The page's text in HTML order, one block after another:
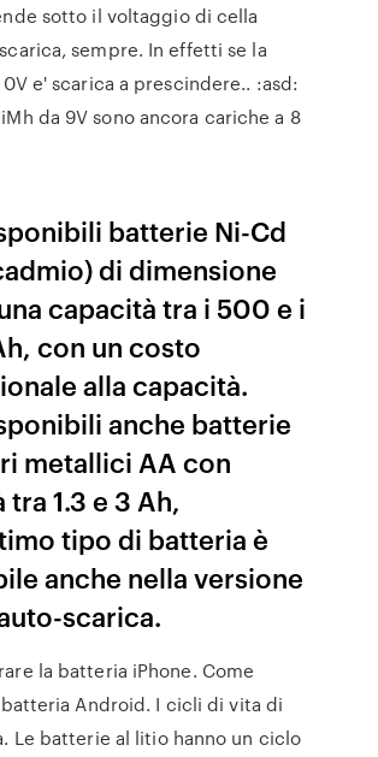
sotto il voltaggio di cella
sempre. In effetti se la
e' scarica a prescindere.. :asd:
da 9V sono ancora cariche a 8
batterie Ni-Cd
di dimensione
capacità tra i 500 e i
con un costo
alla capacità.
anche batterie
metallici AA con
1.3 e 3 Ah,
tipo di batteria è
anche nella versione
scarica.
la batteria iPhone. Come
Android. I cicli di vita di
Le batterie al litio hanno un ciclo